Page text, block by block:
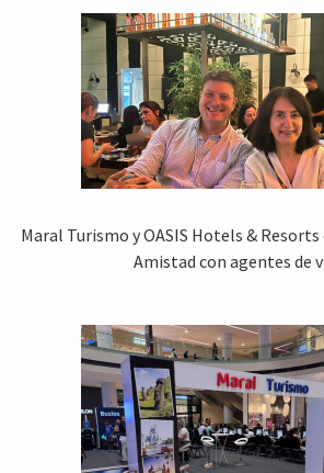
Maral Turismo y OASIS Hotels &
Amistad con agentes de